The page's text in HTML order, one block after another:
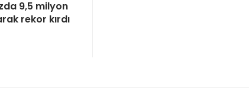
9,5 milyon
rekor kırdı